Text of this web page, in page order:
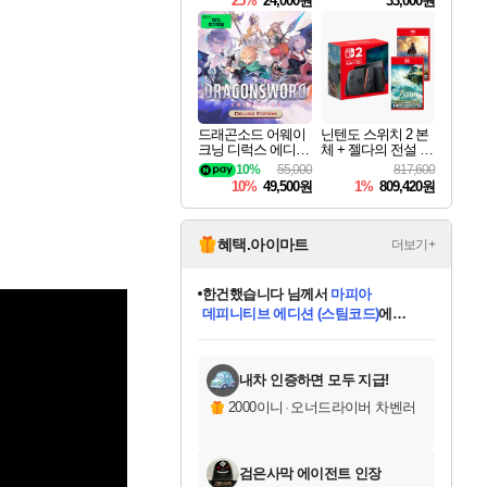
드래곤소드 어웨이
크닝 디럭스 에디션
DragonSword Awake
ning Deluxe Edition
55,000
10%
10% 49,500원
닌텐도 스위치 2 본
체 + 젤다의 전설 티
어스 오브 더 킹덤
닌텐도 스위치 2 에
디션 + 젤다의 전설
브레스 오브 더 와
일드 닌텐도 스위치
2 에디션 번들
817,600
1% 809,420원
혜택.아이마트 더보기+
교환.
당첨되셨습니다.
당첨되셨습니다.
한건했습니다님께서 마피아
데피니티브 에디션 (스팀코드)에
당첨되셨습니다.
당첨되셨습니다.
당첨되셨습니다.
당첨되셨습니다.
에디션 (스팀코드)를 교환.
당첨되셨습니다.
내차 인증하면 모두 지급!
2000이니 · 오너드라이버 차벤러
검은사막 에이전트 인장